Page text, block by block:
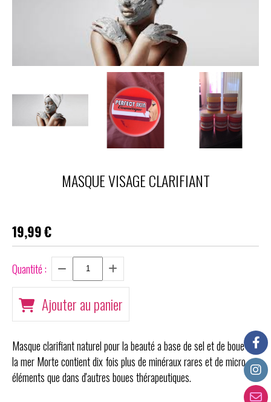
MASQUE VISAGE CLARIFIANT
19,99€
Quantité :
Ajouter au panier
Masque clarifiant naturel pour la beauté a base de sel et de boue de
la mer Morte contient dix fois plus de minéraux rares et de micro-
éléments que dans d'autres boues thérapeutiques.